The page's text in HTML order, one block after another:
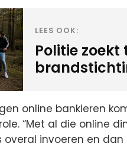
LEES OOK:
Politie
online bankieren
“Met al die online
overal invoeren en